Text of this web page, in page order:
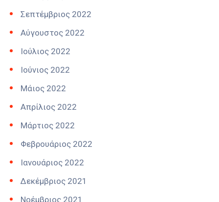
Σεπτέμβριος 2022
Αύγουστος 2022
Ιούλιος 2022
Ιούνιος 2022
Μάιος 2022
Απρίλιος 2022
Μάρτιος 2022
Φεβρουάριος 2022
Ιανουάριος 2022
Δεκέμβριος 2021
Νοέμβριος 2021